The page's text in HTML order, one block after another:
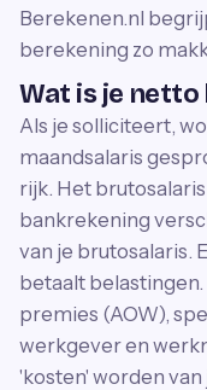
Berekenen.nl
berekening zo
Wat is je netto
Als je solliciteert,
maandsalaris
rijk. Het
bankrekening
van je brutosalaris.
betaalt
premies (AOW),
werkgever en
'kosten' worden